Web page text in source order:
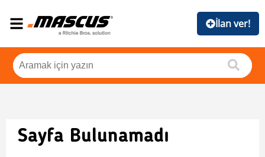
İlan ver!
Sayfa Bulunamadı